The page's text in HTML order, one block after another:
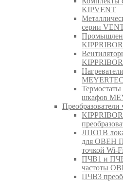
KIPVENT
серии
Термостаты
шкафов
ЛПО1В
для ОВЕН
точкой Wi-Fi
ПЧВ1 и
частоты
ПЧВ3